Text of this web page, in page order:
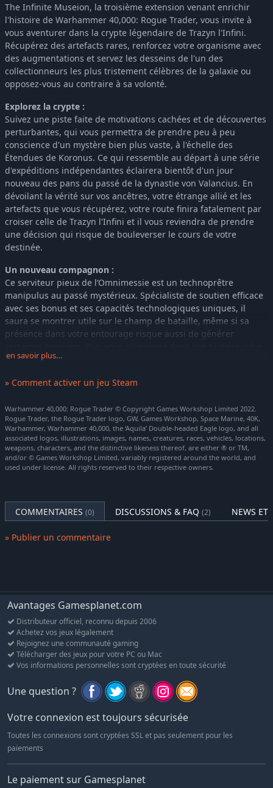
The Infinite Museion, la troisième extension venant enrichir
l'histoire de Warhammer 40,000: Rogue Trader, vous invite à
vous aventurer dans la crypte légendaire de Trazyn l'Infini.
Récupérez des artefacts rares, renforcez votre organisme avec
des augmentations et servez les desseins de l'un des
collectionneurs les plus tristement célèbres de la galaxie ou
opposez-vous au contraire à sa volonté.
Explorez la crypte :
Suivez une piste faite de motivations cachées et de découvertes
perturbantes, qui vous permettra de prendre peu à peu
conscience d'un mystère bien plus vaste, à l'échelle des
Étendues de Koronus. Ce qui ressemble au départ à une série
d'expéditions indépendantes éclairera bientôt d'un jour
nouveau des pans du passé de la dynastie von Valancius. En
dévoilant la vérité sur vos ancêtres, votre étrange allié et les
artefacts que vous récupérez, votre route finira fatalement par
croiser celle de Trazyn l'Infini et il vous reviendra de prendre
une décision qui risque de bouleverser le cours de votre
destinée.
Un nouveau compagnon :
Ce serviteur pieux de l‘Omnimessie est un technoprêtre
manipulus au passé mystérieux. Spécialiste de soutien efficace
avec ses bonus et ses capacités technologiques uniques, il
saura se montrer utile sur le champ de bataille, même si sa
présence dans votre entourage risque aussi de générer
il vous incombera de déterminer si vous pouvez vraiment vous
Débloquez un nouveau système d'augmentation qui vous
permettra de remplacer votre chair par des implants bioniques.
Améliorez votre résilience, transformez vos options tactiques et
faites des expériences avec des modifications de plus en plus
dangereuses. Au fil de l'aventure, des technologies bioniques
de plus en plus étranges feront leur apparition.
Trazyn l'Infini, dont les machinations couvrent aussi bien des
siècles que des civilisations entières, n'a rien d’un adversaire
ordinaire. Ce collectionneur nécron manipule les événements
histoire.
en savoir plus…
» Comment activer un jeu Steam
Warhammer 40,000: Rogue Trader © Copyright Games Workshop Limited 2022.
Rogue Trader, the Rogue Trader logo, GW, Games Workshop, Space Marine, 40K,
Warhammer, Warhammer 40,000, the ‘Aquila’ Double-headed Eagle logo, and all
associated logos, illustrations, images, names, creatures, races, vehicles, locations,
weapons, characters, and the distinctive likeness thereof, are either ® or TM,
and/or © Games Workshop Limited, variably registered around the world, and
used under license. All rights reserved to their respective owners.
COMMENTAIRES (0) DISCUSSIONS & FAQ (2) NEWS ET
» Publier un commentaire
Avantages Gamesplanet.com
Distributeur officiel, reconnu depuis 2006
Achetez vos jeux légalement
Rejoignez une communauté gaming
Télécharger des jeux pour votre PC ou Mac
Vos informations personnelles sont cryptées en toute sécurité
Une question ?
Votre connexion est toujours sécurisée
Toutes les connexions sont cryptées SSL et pas seulement pour les
paiements
Le paiement sur Gamesplanet